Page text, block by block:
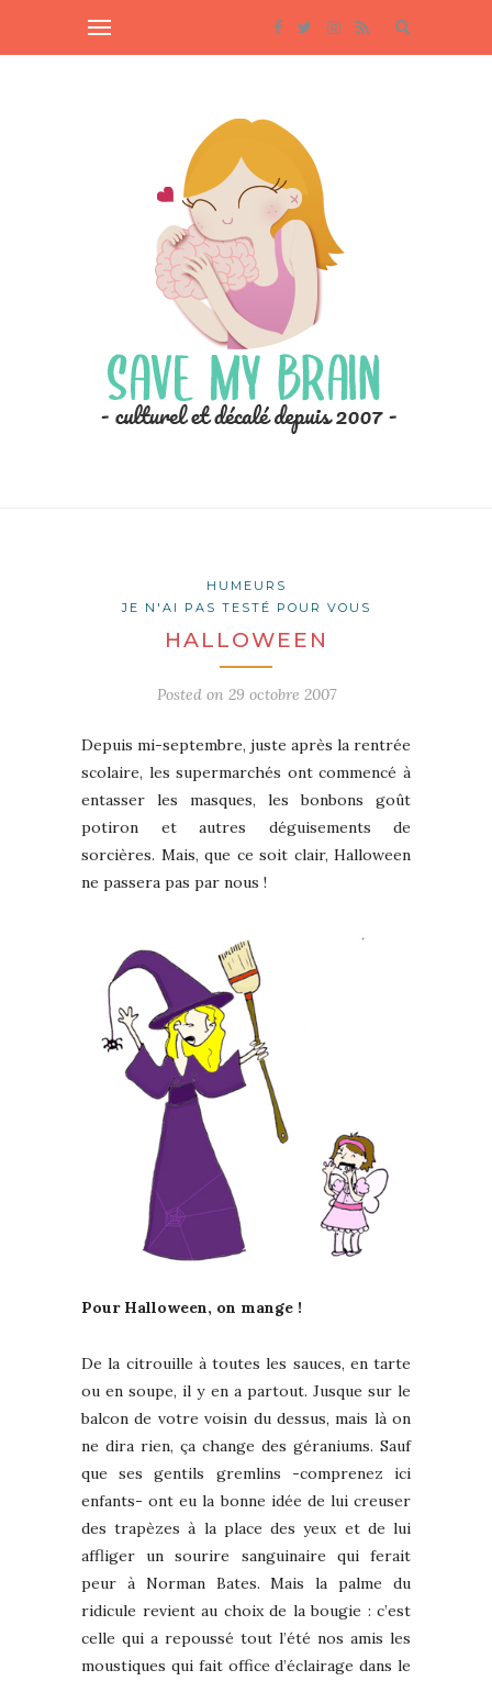
HUMEURS
JE N'AI PAS TESTÉ POUR VOUS
HALLOWEEN
Posted on 29 octobre 2007
Depuis mi-septembre, juste après la rentrée
scolaire, les supermarchés ont commencé à
entasser les masques, les bonbons goût
potiron et autres déguisements de
sorcières. Mais, que ce soit clair, Halloween
ne passera pas par nous !
Pour Halloween, on mange !
De la citrouille à toutes les sauces, en tarte
ou en soupe, il y en a partout. Jusque sur le
balcon de votre voisin du dessus, mais là on
ne dira rien, ça change des géraniums. Sauf
que ses gentils gremlins -comprenez ici
enfants- ont eu la bonne idée de lui creuser
des trapèzes à la place des yeux et de lui
affliger un sourire sanguinaire qui ferait
peur à Norman Bates. Mais la palme du
ridicule revient au choix de la bougie : c’est
celle qui a repoussé tout l’été nos amis les
moustiques qui fait office d’éclairage dans le